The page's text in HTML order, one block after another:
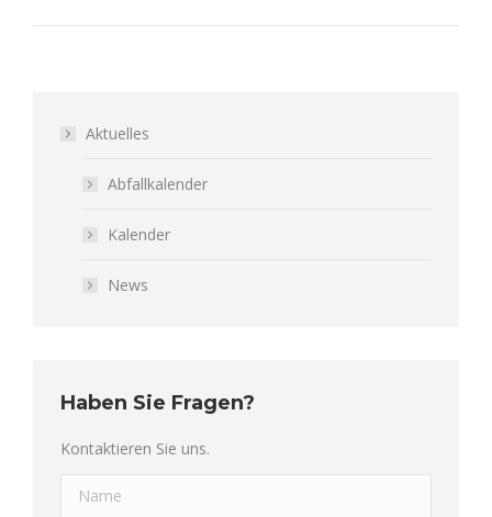
Aktuelles
Abfallkalender
Kalender
News
Haben Sie Fragen?
Kontaktieren Sie uns.
Name